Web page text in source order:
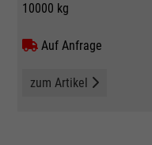
10000 kg
Auf Anfrage
zum Artikel